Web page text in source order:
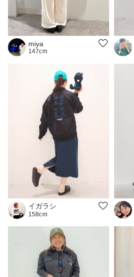
miya
147cm
イガラシ
158cm